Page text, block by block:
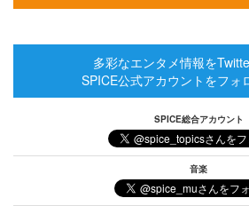
多彩なエンタメ情報を
SPICE公式アカウントをフォ
SPICE総合アカウント
音楽